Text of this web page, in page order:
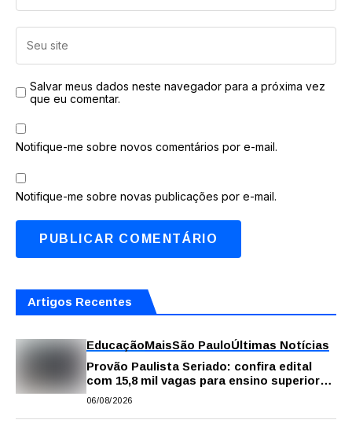
Salvar meus dados neste navegador para a próxima vez
que eu comentar.
Notifique-me sobre novos comentários por e-mail.
Notifique-me sobre novas publicações por e-mail.
Artigos Recentes
EducaçãoMaisSão PauloÚltimas Notícias
Provão Paulista Seriado: confira edital
com 15,8 mil vagas para ensino superior
público
06/08/2026